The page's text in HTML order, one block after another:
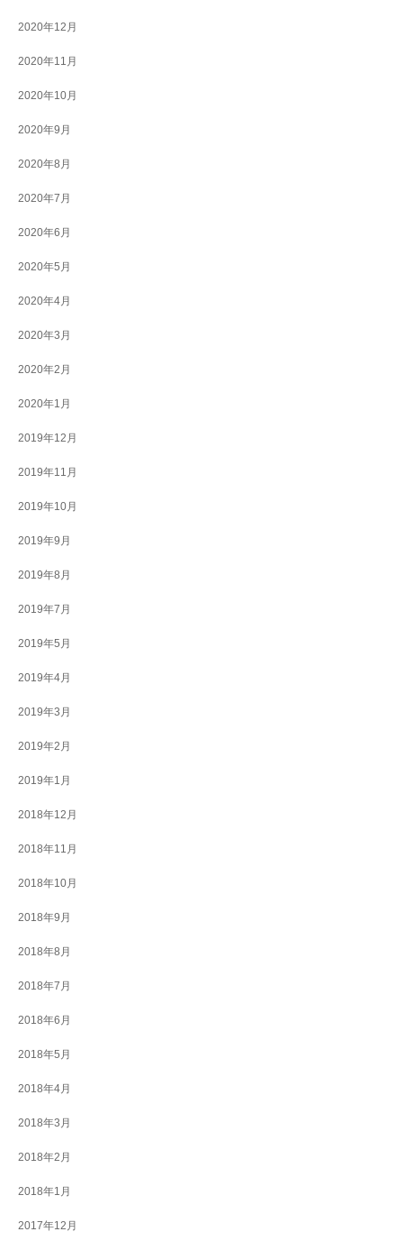
2020年12月
2020年11月
2020年10月
2020年9月
2020年8月
2020年7月
2020年6月
2020年5月
2020年4月
2020年3月
2020年2月
2020年1月
2019年12月
2019年11月
2019年10月
2019年9月
2019年8月
2019年7月
2019年5月
2019年4月
2019年3月
2019年2月
2019年1月
2018年12月
2018年11月
2018年10月
2018年9月
2018年8月
2018年7月
2018年6月
2018年5月
2018年4月
2018年3月
2018年2月
2018年1月
2017年12月